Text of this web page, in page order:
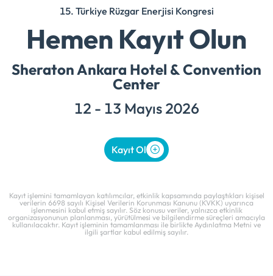
15. Türkiye Rüzgar Enerjisi Kongresi
Hemen Kayıt Olun
Sheraton Ankara Hotel & Convention
Center
12 - 13 Mayıs 2026
Kayıt Ol
Kayıt işlemini tamamlayan katılımcılar, etkinlik kapsamında paylaştıkları kişisel
verilerin 6698 sayılı Kişisel Verilerin Korunması Kanunu (KVKK) uyarınca
işlenmesini kabul etmiş sayılır. Söz konusu veriler, yalnızca etkinlik
organizasyonunun planlanması, yürütülmesi ve bilgilendirme süreçleri amacıyla
kullanılacaktır. Kayıt işleminin tamamlanması ile birlikte Aydınlatma Metni ve
ilgili şartlar kabul edilmiş sayılır.